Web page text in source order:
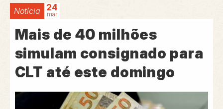
Notícia 24
mar
Mais de 40 milhões
simulam consignado para
CLT até este domingo